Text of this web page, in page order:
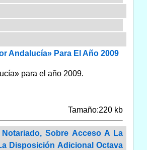
Andalucía» Para El Año 2009
para el año 2009.
Tamaño:220 kb
Sobre Acceso A La
Disposición Adicional Octava